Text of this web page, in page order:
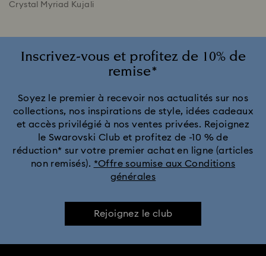
Crystal Myriad Kujali
Inscrivez-vous et profitez de 10% de
remise*
Soyez le premier à recevoir nos actualités sur nos
collections, nos inspirations de style, idées cadeaux
et accès privilégié à nos ventes privées. Rejoignez
le Swarovski Club et profitez de -10 % de
réduction* sur votre premier achat en ligne (articles
non remisés). *Offre soumise aux Conditions
générales
Rejoignez le club